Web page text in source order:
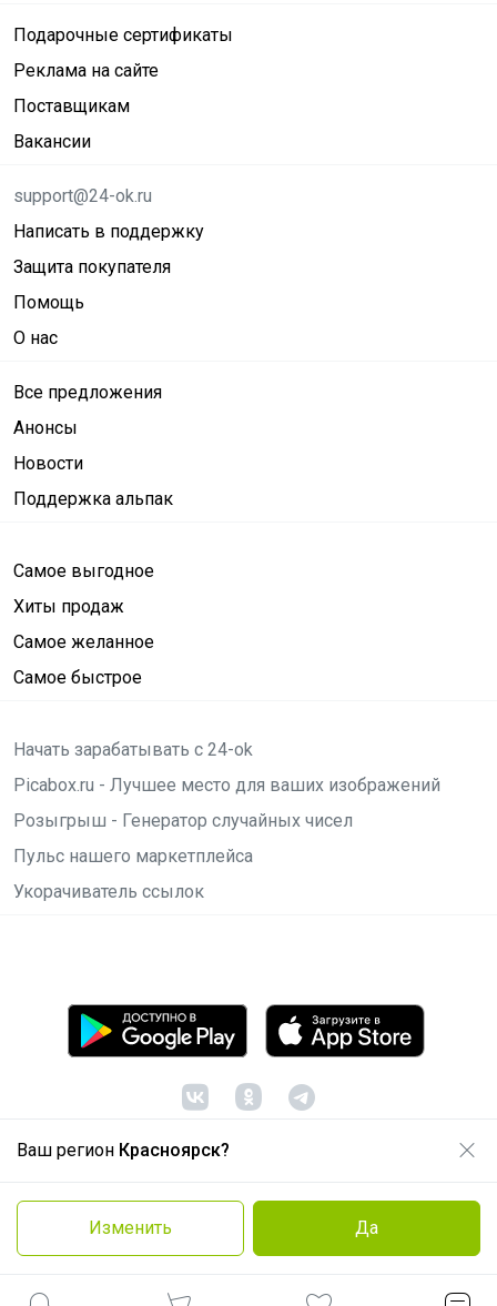
Ваш регион Красноярск?
Изменить Да
Подарочные сертификаты
Реклама на сайте
Поставщикам
Вакансии
support@24-ok.ru
Написать в поддержку
Защита покупателя
Помощь
О нас
Все предложения
Анонсы
Новости
Поддержка альпак
Самое выгодное
Хиты продаж
Самое желанное
Самое быстрое
Начать зарабатывать с 24-ok
Picabox.ru - Лучшее место для ваших изображений
Розыгрыш - Генератор случайных чисел
Пульс нашего маркетплейса
Укорачиватель ссылок
© ООО "Лявита", ОГРН 1122468054070, 2012 -2026
Политика конфиденциальности
Cоглашение пользователя